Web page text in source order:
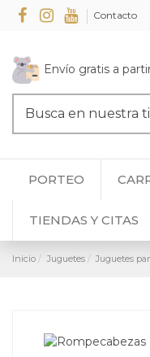
Contacto
Envío gratis a
PORTEO
TIENDAS Y CITAS
Inicio Juguetes Juguetes